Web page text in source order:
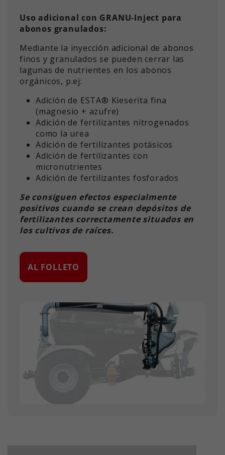
Uso adicional con GRANU-Inject para
abonos granulados:
Mediante la inyección adicional de abonos
finos y granulados se pueden cerrar las
lagunas de nutrientes en los abonos
orgánicos, p.ej:
Adición de ESTA® Kieserita fina
(magnesio + azufre)
Adición de fertilizantes nitrogenados
como la urea
Adición de fertilizantes potásicos
Adición de fertilizantes con
micronutrientes
Adición de fertilizantes fosforados
Se consiguen efectos especialmente
positivos cuando se crean depósitos de
fertilizantes correctamente situados en
los cultivos de raíces.
AL FOLLETO